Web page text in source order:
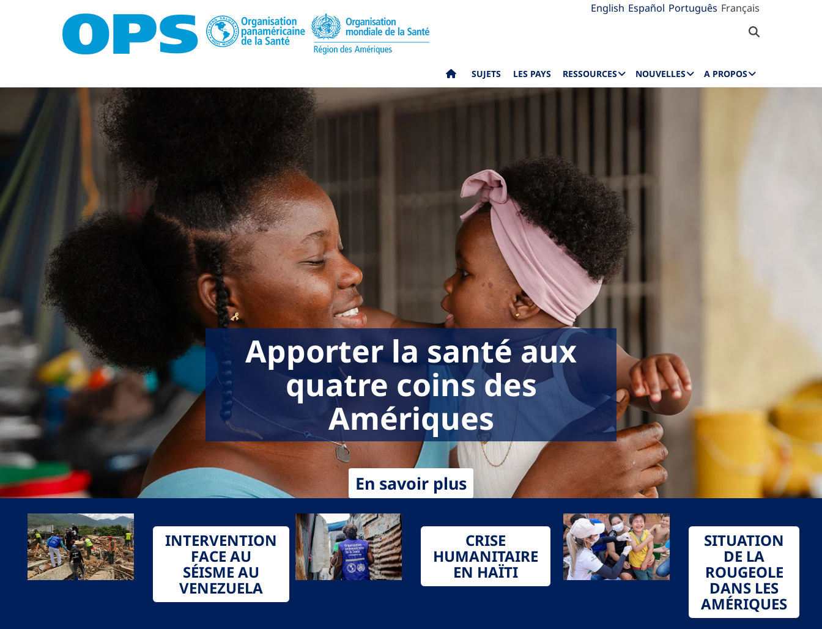
English Español Português Français
SUJETS LES PAYS RESSOURCES NOUVELLES A PROPOS
Apporter la santé aux
quatre coins des
Amériques
En savoir plus
INTERVENTION
FACE AU
SÉISME AU
VENEZUELA
CRISE
HUMANITAIRE
EN HAÏTI
SITUATION
DE LA
ROUGEOLE
DANS LES
AMÉRIQUES